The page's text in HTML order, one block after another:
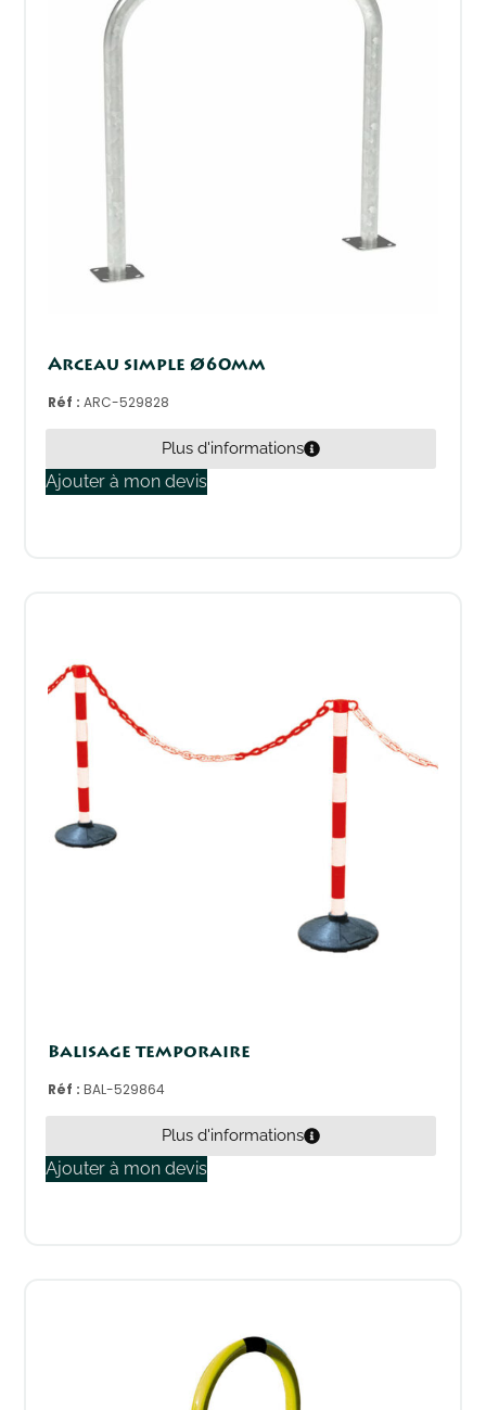
Arceau simple Ø60mm
Réf :ARC-529828
Plus d'informations
Ajouter à mon devis
Balisage temporaire
Réf :BAL-529864
Plus d'informations
Ajouter à mon devis